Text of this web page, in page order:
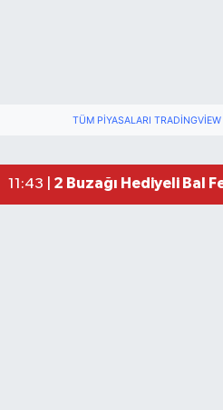
TÜM PIYASALARI
11:43 | 2 Buzağı Hediyeli Bal